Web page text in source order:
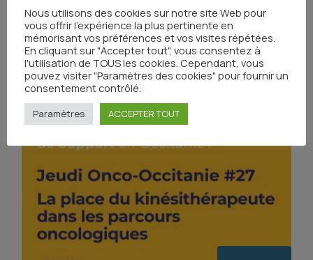
en oncologie
Soins Oncologiques de Support
Nous utilisons des cookies sur notre site Web pour
vous offrir l'expérience la plus pertinente en
mémorisant vos préférences et vos visites répétées.
En cliquant sur "Accepter tout", vous consentez à
l'utilisation de TOUS les cookies. Cependant, vous
pouvez visiter "Paramètres des cookies" pour fournir un
consentement contrôlé.
Paramètres ACCEPTER TOUT